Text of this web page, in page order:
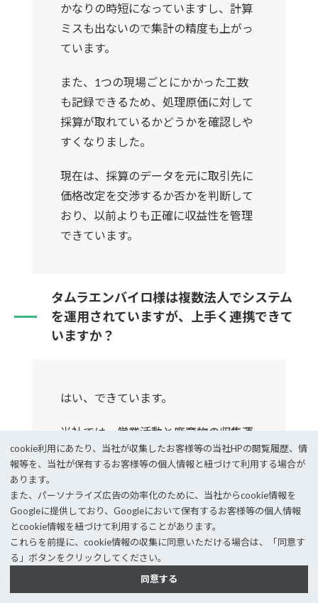
かなりの時短になっていますし、計算
ミスも出ないので集計の精度も上がっ
ています。
また、1つの現場ごとにかかった工数
も記録できるため、処理原価に対して
採算が取れているかどうかを確認しや
すくなりました。
現在は、採算のデータを元に取引先に
価格改定を交渉するか否かを判断して
おり、以前よりも正確に収益性を管理
できています。
タムラエンバイロ様は複数法人でシステム
を運用されていますが、上手く連携できて
いますか？
はい、できています。
当社では、営業活動と廃棄物の収集運
搬を「タムラエンバイロ」、処分の大
部分を「キャロットたむら」というよ
うに、別法人で業務を分担していま
す。
これまでは、グループ会社間の情報が
連携していなかったので別々に情報を
入力しており、二度手間でした。
cookie利⽤にあたり、当社が収集したお客様等の当社HPの閲覧履歴、情
報等を、当社が保有するお客様等の個⼈情報と紐づけて利⽤する場合が
あります。
また、パーソナライズ広告の効率化のために、当社からcookie情報を
Googleに提供しており、Googleにおいて保有するお客様等の個⼈情報
とcookie情報を紐づけて利⽤することがあります。
これらを前提に、cookie情報の収集に同意いただける場合は、「同意す
る」ボタンをクリックしてください。
同意する